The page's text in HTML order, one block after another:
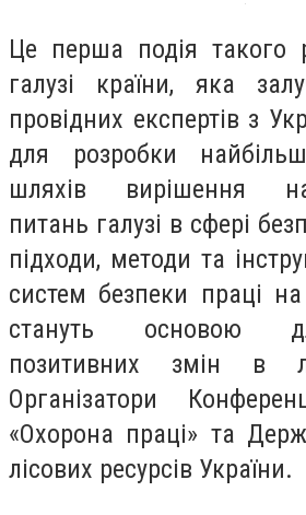
Це перша подія такого
галузі країни, яка
провідних експертів з
для розробки
шляхів вирішення
питань галузі в сфері
підходи, методи та
систем безпеки праці
стануть основою
позитивних змін в
Організатори
«Охорона праці» та
лісових ресурсів України.